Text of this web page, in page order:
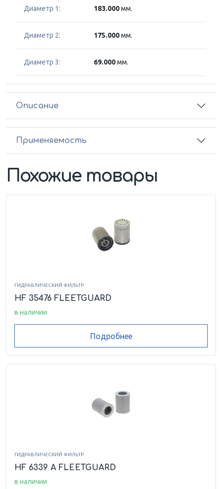
Диаметр 1: 183.000мм.
Диаметр 2: 175.000мм.
Диаметр 3: 69.000мм.
Описание
Применяемость
Похожие товары
ГИДРАВЛИЧЕСКИЙ ФИЛЬТР
HF 35476 FLEETGUARD
в наличии
Подробнее
ГИДРАВЛИЧЕСКИЙ ФИЛЬТР
HF 6339 A FLEETGUARD
в наличии